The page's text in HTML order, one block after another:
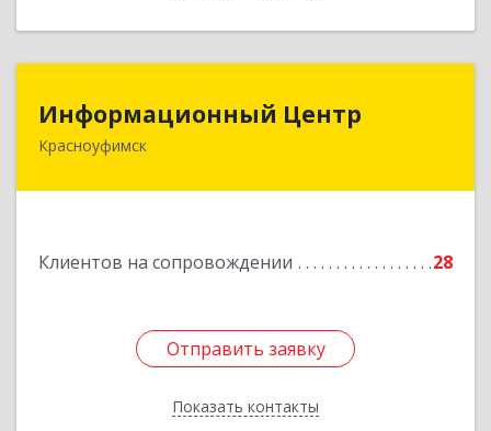
Информационный Центр
Красноуфимск
Клиентов на сопровождении 28
Отправить заявку
Показать контакты
Информационный Центр
623300, Свердловская обл, Красноуфимск г,
Отправить заявку
Назад